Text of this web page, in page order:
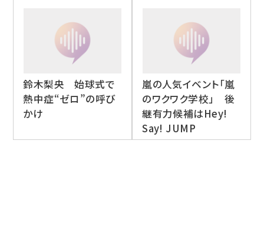
鈴木梨央 始球式で
熱中症“ゼロ”の呼び
かけ
嵐の人気イベント「嵐
のワクワク学校」 後
継有力候補はHey!
Say! JUMP